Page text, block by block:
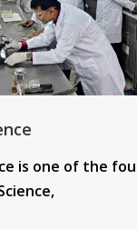
is one of the